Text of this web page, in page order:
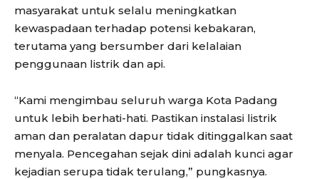
masyarakat untuk selalu meningkatkan
kewaspadaan terhadap potensi kebakaran,
terutama yang bersumber dari kelalaian
penggunaan listrik dan api.
“Kami mengimbau seluruh warga Kota Padang
untuk lebih berhati-hati. Pastikan instalasi listrik
aman dan peralatan dapur tidak ditinggalkan saat
menyala. Pencegahan sejak dini adalah kunci agar
kejadian serupa tidak terulang,” pungkasnya.